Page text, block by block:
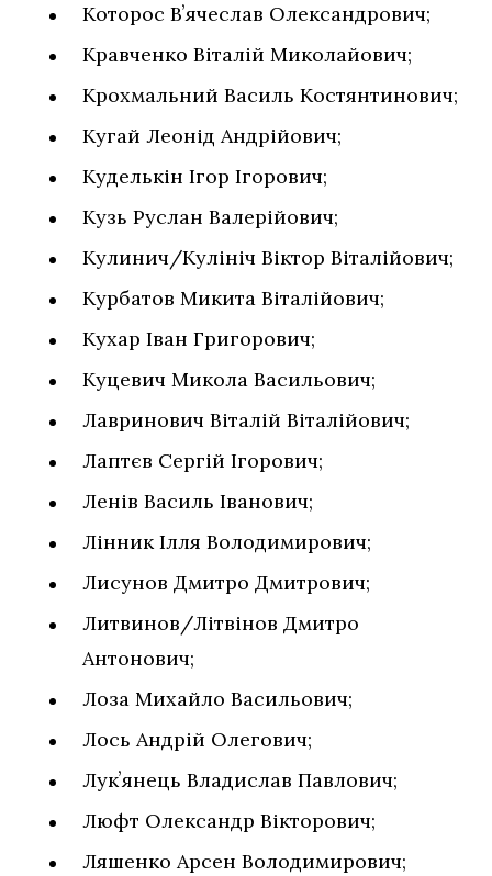
Которос Вʼячеслав Олександрович;
Кравченко Віталій Миколайович;
Крохмальний Василь Костянтинович;
Кугай Леонід Андрійович;
Куделькін Ігор Ігорович;
Кузь Руслан Валерійович;
Кулинич/Кулініч Віктор Віталійович;
Курбатов Микита Віталійович;
Кухар Іван Григорович;
Куцевич Микола Васильович;
Лавринович Віталій Віталійович;
Лаптєв Сергій Ігорович;
Ленів Василь Іванович;
Лінник Ілля Володимирович;
Лисунов Дмитро Дмитрович;
Литвинов/Літвінов Дмитро
Антонович;
Лоза Михайло Васильович;
Лось Андрій Олегович;
Лукʼянець Владислав Павлович;
Люфт Олександр Вікторович;
Ляшенко Арсен Володимирович;